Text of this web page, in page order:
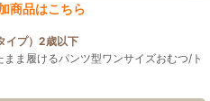
商品はこちら
イプ）2歳以下
まま履けるパンツ型ワンサイズおむつ/ト